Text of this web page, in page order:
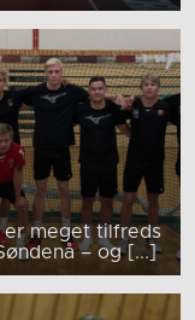
er meget tilfreds
– og [...]